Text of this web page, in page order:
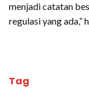
menjadi catatan
regulasi yang ada,”
Tag